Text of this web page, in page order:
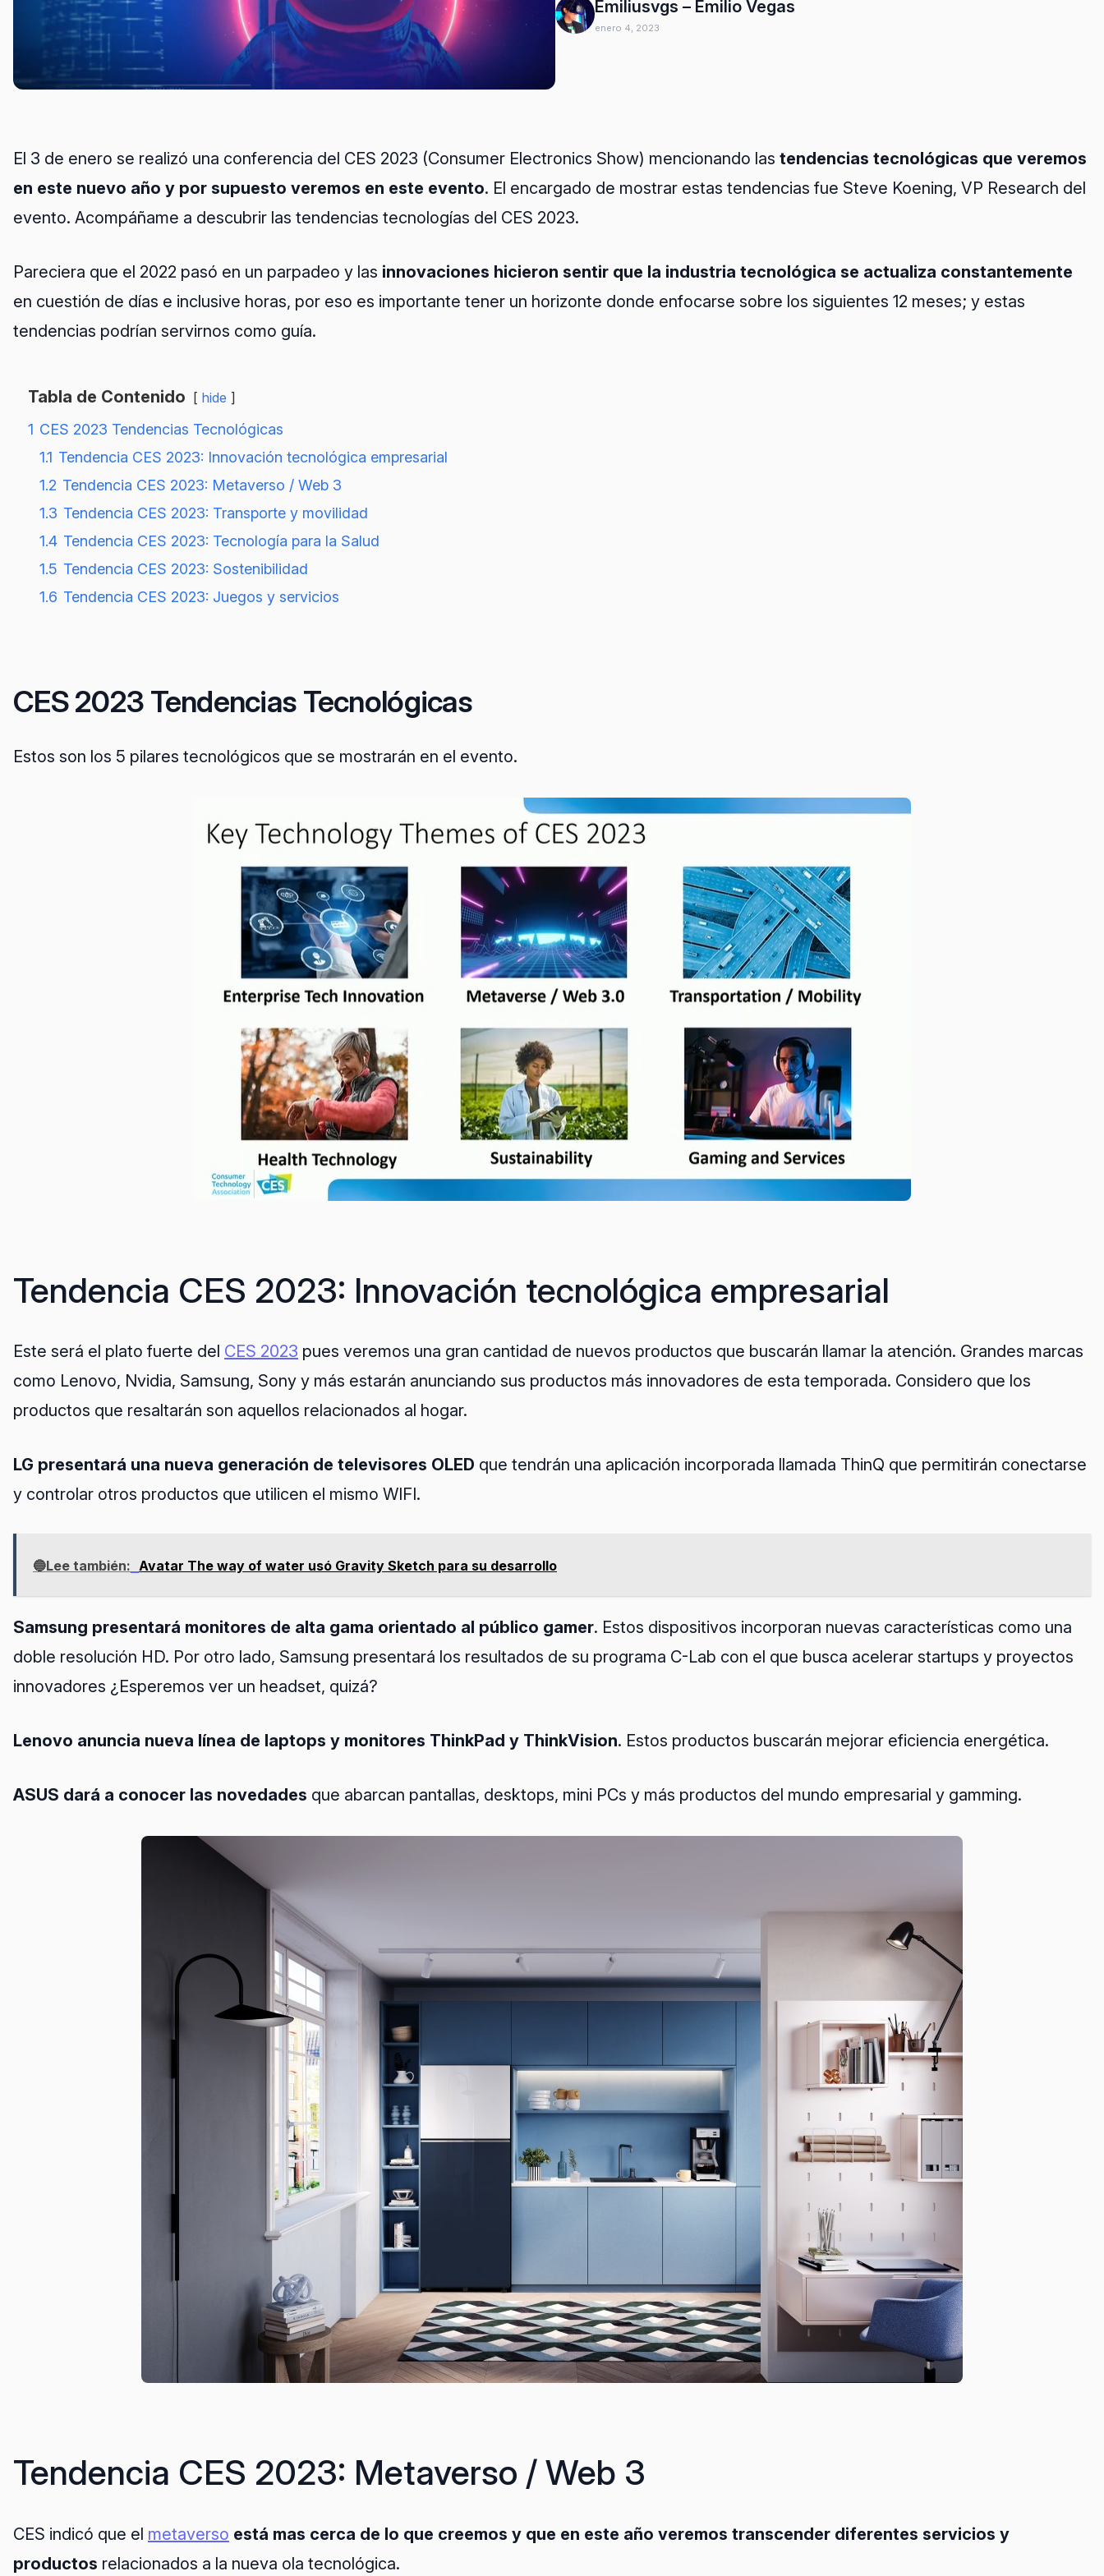
Emiliusvgs – Emilio Vegas
enero 4, 2023
El 3 de enero se realizó una conferencia del CES 2023 (Consumer Electronics Show) mencionando las tendencias tecnológicas que veremos
en este nuevo año y por supuesto veremos en este evento. El encargado de mostrar estas tendencias fue Steve Koening, VP Research del
evento. Acompáñame a descubrir las tendencias tecnologías del CES 2023.
Pareciera que el 2022 pasó en un parpadeo y las innovaciones hicieron sentir que la industria tecnológica se actualiza constantemente
en cuestión de días e inclusive horas, por eso es importante tener un horizonte donde enfocarse sobre los siguientes 12 meses; y estas
tendencias podrían servirnos como guía.
Tabla de Contenido hide
1 CES 2023 Tendencias Tecnológicas
1.1 Tendencia CES 2023: Innovación tecnológica empresarial
1.2 Tendencia CES 2023: Metaverso / Web 3
1.3 Tendencia CES 2023: Transporte y movilidad
1.4 Tendencia CES 2023: Tecnología para la Salud
1.5 Tendencia CES 2023: Sostenibilidad
1.6 Tendencia CES 2023: Juegos y servicios
CES 2023 Tendencias Tecnológicas
Estos son los 5 pilares tecnológicos que se mostrarán en el evento.
Tendencia CES 2023: Innovación tecnológica empresarial
Este será el plato fuerte del CES 2023 pues veremos una gran cantidad de nuevos productos que buscarán llamar la atención. Grandes marcas
como Lenovo, Nvidia, Samsung, Sony y más estarán anunciando sus productos más innovadores de esta temporada. Considero que los
productos que resaltarán son aquellos relacionados al hogar.
LG presentará una nueva generación de televisores OLED que tendrán una aplicación incorporada llamada ThinQ que permitirán conectarse
y controlar otros productos que utilicen el mismo WIFI.
🔵Lee también: Avatar The way of water usó Gravity Sketch para su desarrollo
Samsung presentará monitores de alta gama orientado al público gamer. Estos dispositivos incorporan nuevas características como una
doble resolución HD. Por otro lado, Samsung presentará los resultados de su programa C-Lab con el que busca acelerar startups y proyectos
innovadores ¿Esperemos ver un headset, quizá?
Lenovo anuncia nueva línea de laptops y monitores ThinkPad y ThinkVision. Estos productos buscarán mejorar eficiencia energética.
ASUS dará a conocer las novedades que abarcan pantallas, desktops, mini PCs y más productos del mundo empresarial y gamming.
Tendencia CES 2023: Metaverso / Web 3
CES indicó que el metaverso está mas cerca de lo que creemos y que en este año veremos transcender diferentes servicios y
productos relacionados a la nueva ola tecnológica.